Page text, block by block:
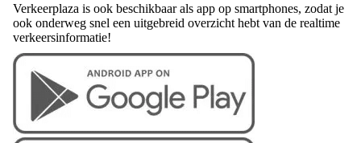
Verkeerplaza is ook beschikbaar als app op smartphones, zodat je
ook onderweg snel een uitgebreid overzicht hebt van de realtime
verkeersinformatie!